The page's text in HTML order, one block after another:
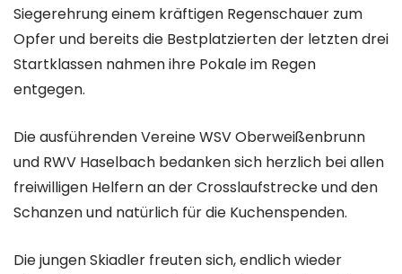
Siegerehrung einem kräftigen Regenschauer zum
Opfer und bereits die Bestplatzierten der letzten drei
Startklassen nahmen ihre Pokale im Regen
entgegen.
Die ausführenden Vereine WSV Oberweißenbrunn
und RWV Haselbach bedanken sich herzlich bei allen
freiwilligen Helfern an der Crosslaufstrecke und den
Schanzen und natürlich für die Kuchenspenden.
Die jungen Skiadler freuten sich, endlich wieder